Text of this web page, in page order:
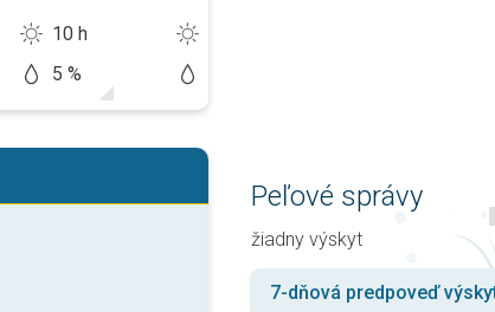
10 h
5 %
Peľové správy
žiadny výskyt
7-dňová predpoveď